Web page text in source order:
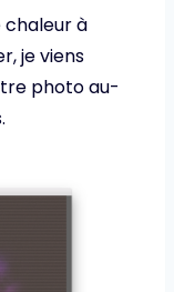
chaleur à
je viens
photo au-